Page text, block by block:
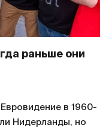
раньше они
в 1960-
Нидерланды, но